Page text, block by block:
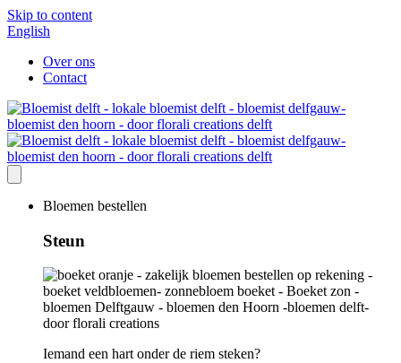
Skip to content
English
Over ons
Contact
Bloemen bestellen
Steun
Iemand een hart onder de riem steken?